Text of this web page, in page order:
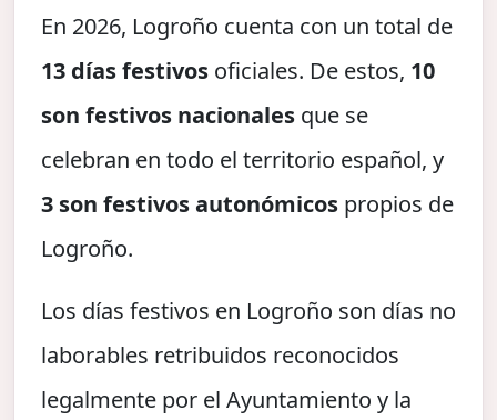
En 2026, Logroño cuenta con un total de
13 días festivos oficiales. De estos, 10
son festivos nacionales que se
celebran en todo el territorio español, y
3 son festivos autonómicos propios de
Logroño.
Los días festivos en Logroño son días no
laborables retribuidos reconocidos
legalmente por el Ayuntamiento y la